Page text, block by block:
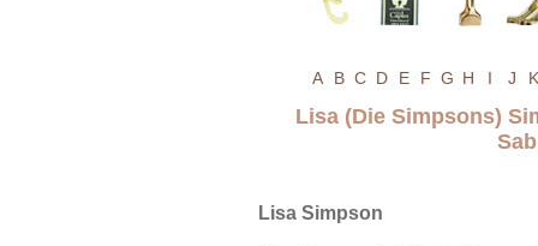
A B C D E F G H I J K
Lisa (Die Simpsons)
Lisa Simpson